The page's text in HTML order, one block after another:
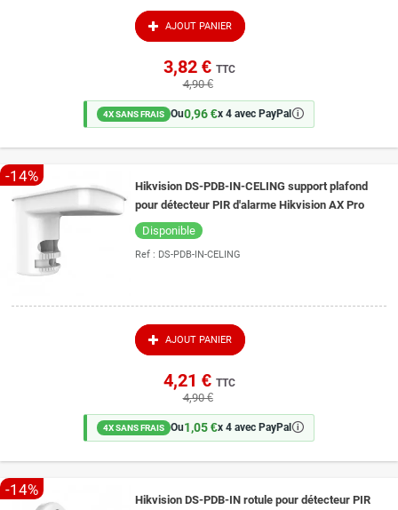
AJOUT PANIER
3,82 € TTC
4,90 €
4X SANS FRAIS Ou0,96 €x 4 avec PayPal 🛈
-14%
Hikvision DS-PDB-IN-CELING support plafond
pour détecteur PIR d'alarme Hikvision AX Pro
Disponible
Ref : DS-PDB-IN-CELING
AJOUT PANIER
4,21 € TTC
4,90 €
4X SANS FRAIS Ou1,05 €x 4 avec PayPal 🛈
-14%
Hikvision DS-PDB-IN rotule pour détecteur PIR